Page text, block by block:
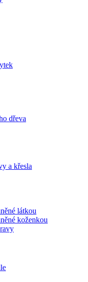
dřeva
a křesla
látkou
koženkou